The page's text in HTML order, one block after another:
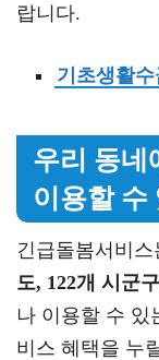
랍니다.
기초생활
우리 동네
이용할 수
긴급돌봄서비
도, 122개 시군
나 이용할 수 있
비스 혜택을 누